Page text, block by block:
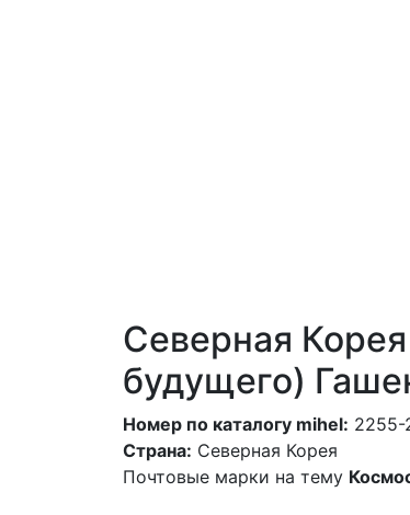
Северная
будущего)
Номер по каталогу mihel: 2255-
Страна: Северная Корея
Почтовые марки на тему